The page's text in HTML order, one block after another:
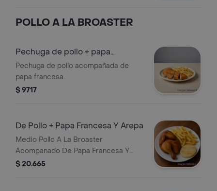
POLLO A LA BROASTER
Pechuga de pollo + papa
francesa
Pechuga de pollo acompañada de
papa francesa.
$ 9717
De Pollo + Papa Francesa Y Arepa
Medio Pollo A La Broaster
Acompanado De Papa Francesa Y
Arepa.
$ 20.665